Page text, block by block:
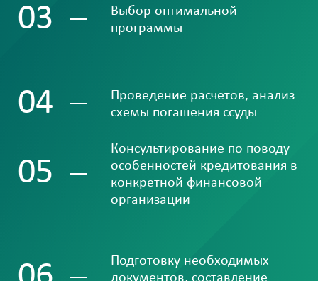
03
Выбор оптимальной
программы
04
Проведение расчетов, анализ
схемы погашения ссуды
05
Консультирование по поводу
особенностей кредитования в
конкретной финансовой
организации
Подготовку необходимых
документов, составление